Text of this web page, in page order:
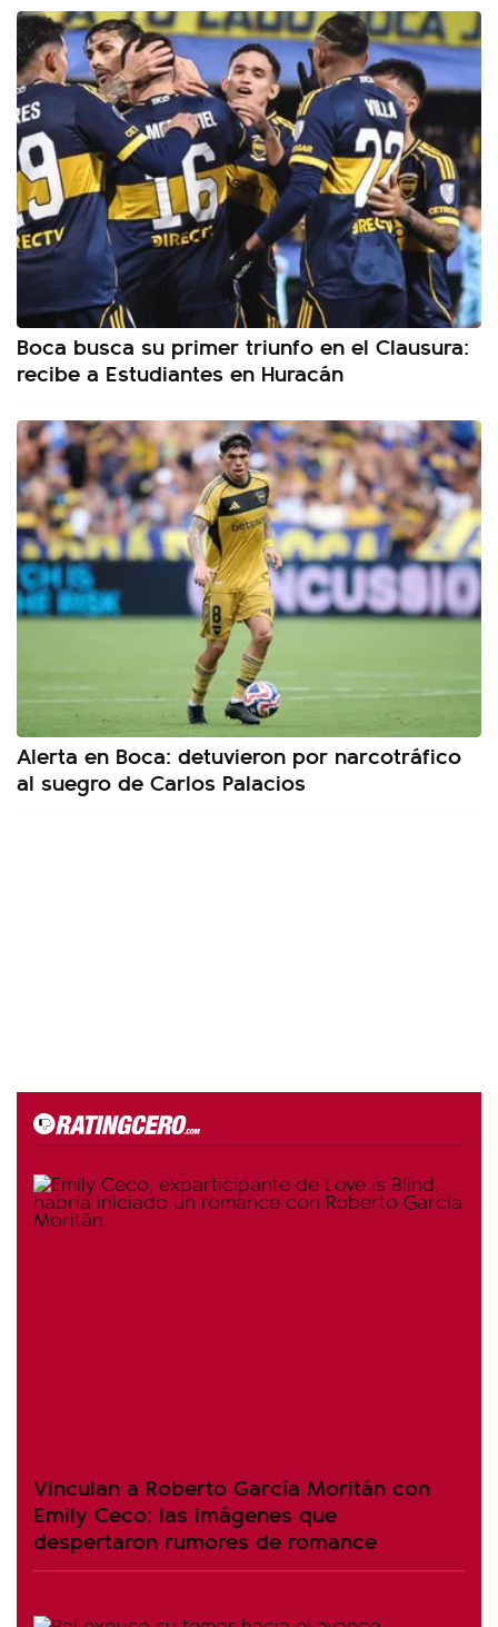
Boca busca su primer triunfo en el Clausura:
recibe a Estudiantes en Huracán
Alerta en Boca: detuvieron por narcotráfico
al suegro de Carlos Palacios
Vinculan a Roberto García Moritán con
Emily Ceco: las imágenes que
despertaron rumores de romance